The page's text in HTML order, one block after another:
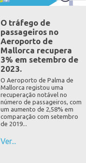
O tráfego de
passageiros no
Aeroporto de
Mallorca recupera
3% em setembro de
2023.
O Aeroporto de Palma de
Mallorca registou uma
recuperação notável no
número de passageiros, com
um aumento de 2,58% em
comparação com setembro
de 2019...
Ver...